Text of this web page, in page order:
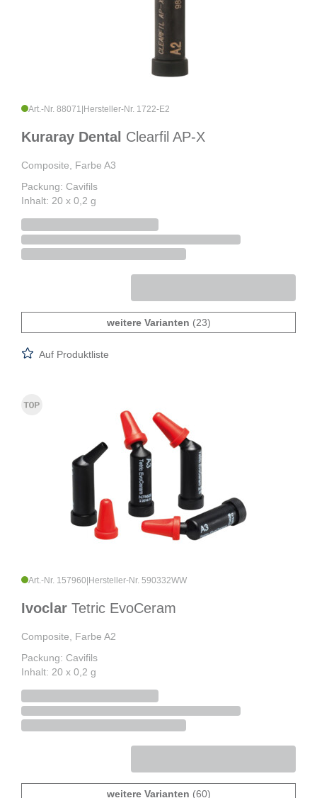
Art.-Nr. 88071 Hersteller-Nr. 1722-E2
Kuraray Dental Clearfil AP-X
Composite, Farbe A3
Packung: Cavifils
Inhalt: 20 x 0,2 g
weitere Varianten (23)
Auf Produktliste
Art.-Nr. 157960 Hersteller-Nr. 590332WW
Ivoclar Tetric EvoCeram
Composite, Farbe A2
Packung: Cavifils
Inhalt: 20 x 0,2 g
weitere Varianten (60)